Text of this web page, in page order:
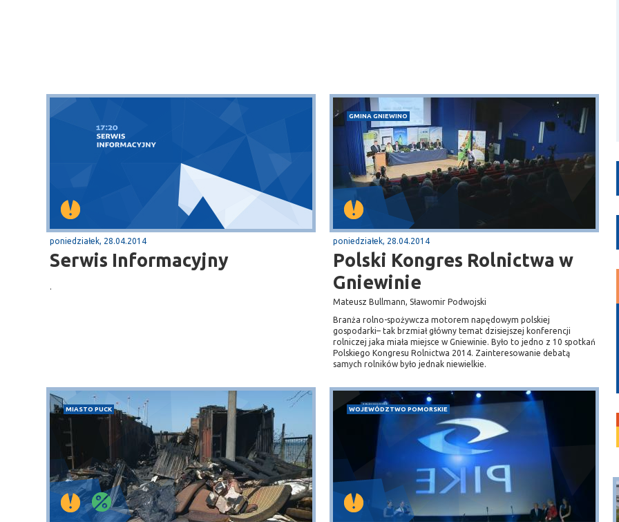
poniedziałek, 28.04.2014
Serwis Informacyjny
.
GMINA GNIEWINO
poniedziałek, 28.04.2014
Polski Kongres Rolnictwa w
Gniewinie
Mateusz Bullmann, Sławomir Podwojski
Branża rolno-spożywcza motorem napędowym polskiej
gospodarki– tak brzmiał główny temat dzisiejszej konferencji
rolniczej jaka miała miejsce w Gniewinie. Było to jedno z 10 spotkań
Polskiego Kongresu Rolnictwa 2014. Zainteresowanie debatą
samych rolników było jednak niewielkie.
MIASTO PUCK WOJEWÓDZTWO POMORSKIE